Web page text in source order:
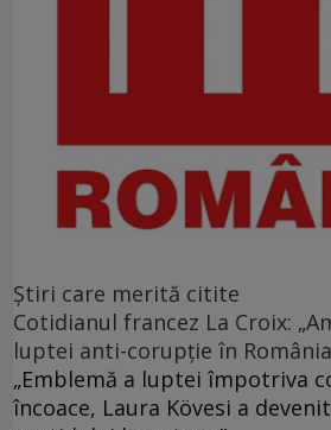
Ştiri care merită citite
Cotidianul francez La Croix:
luptei anti-corupţie în
„Emblemă a luptei împotriva
încoace, Laura Kövesi a